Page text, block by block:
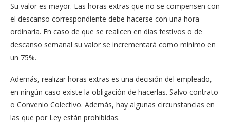
Su valor es mayor. Las horas extras que no se compensen con
el descanso correspondiente debe hacerse con una hora
ordinaria. En caso de que se realicen en días festivos o de
descanso semanal su valor se incrementará como mínimo en
un 75%.
Además, realizar horas extras es una decisión del empleado,
en ningún caso existe la obligación de hacerlas. Salvo contrato
o Convenio Colectivo. Además, hay algunas circunstancias en
las que por Ley están prohibidas.